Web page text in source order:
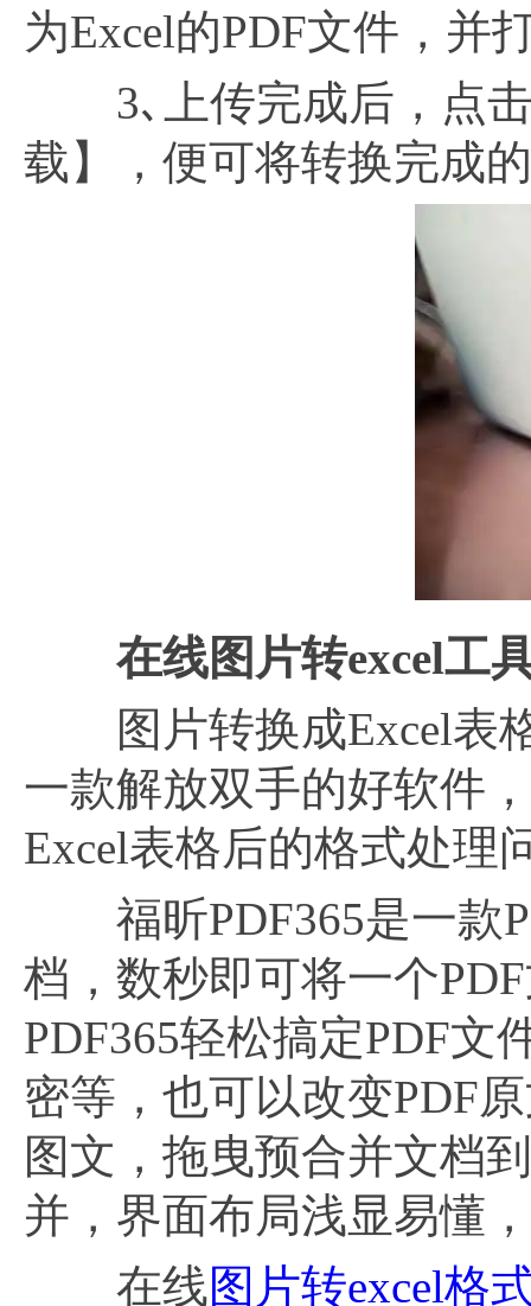
为Excel的PDF文件，并
3､上传完成后，点击
载】，便可将转换完成
在线图片转excel工
图片转换成Excel表格
一款解放双手的好软件
Excel表格后的格式处理
福昕PDF365是一款
档，数秒即可将一个
PDF365轻松搞定PDF
密等，也可以改变PDF
图文，拖曳预合并文档
并，界面布局浅显易懂
在线图片转excel格